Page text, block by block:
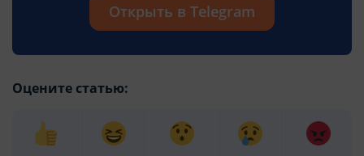
Открыть в Telegram
Оцените статью: